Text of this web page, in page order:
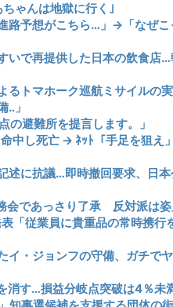
ゃんは地獄に行く｣
路予想がこちら…」→「なぜこ
いで再提供した日本の飲食店…
るトマホーク巡航ミサイルの
」
の避難所を提言します。」
中し死亡 → ﾈｯﾄ「手足を狙え
述に抗議…即時撤回要求、日
会であっさり了承 反対派は
「従業員に貴重品の常時携行
・ジョンフの守備、ガチで
消す…損益分岐点突破は4％未